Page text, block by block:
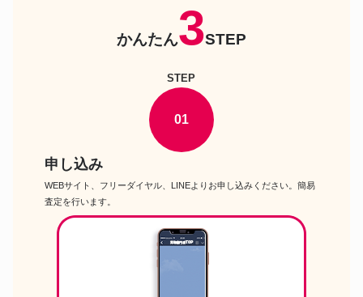
Ti amo ダブル オカリナ
FREEDOM CUSTOM GUITAR
RESEARCH Retro Series JB-
5st Active -Frankenstein’s
Creature ベースギター
Gibson ES-175 ’05 エレキギタ
ドラム
かんたん3STEP
STEP
01
申し込み
WEBサイト、フリーダイヤル、LINEよりお申し込みください。簡易
査定を行います。